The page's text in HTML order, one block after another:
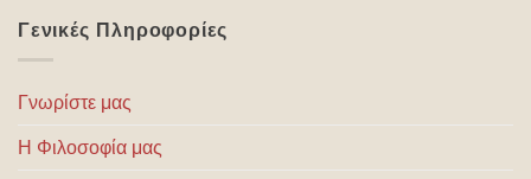
Γενικές Πληροφορίες
Γνωρίστε μας
Η Φιλοσοφία μας